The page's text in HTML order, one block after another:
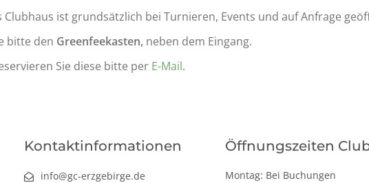
ist grundsätzlich bei Turnieren, Events und auf Anfrage
bitte den Greenfeekasten, neben dem Eingang.
Sie diese bitte per E-Mail.
Kontaktinformationen
info@gc-erzgebirge.de
Öffnungszeiten
Montag: Bei Buchungen